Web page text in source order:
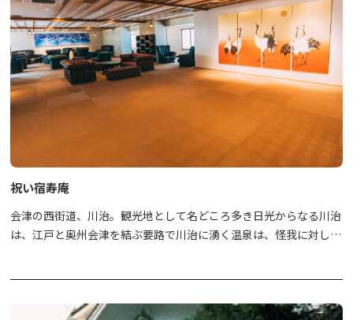
祝い宿寿庵
会津の西街道、川治。観光地として名どころ多き日光からなる川治
は、江戸と奥州会津を結ぶ要路で川治に湧く温泉は、怪我に対して
目指しております。目の前に広がる雄大な自然と共に、時間を忘れ